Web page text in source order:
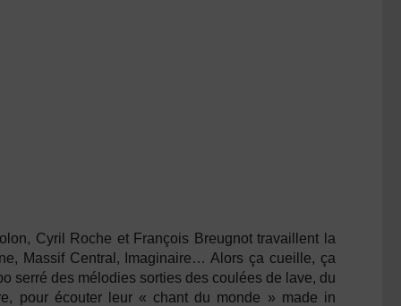
Cyril Roche et François Breugnot travaillent la
Massif Central, Imaginaire… Alors ça cueille, ça
serré des mélodies sorties des coulées de lave, du
pour écouter leur « chant du monde » made in